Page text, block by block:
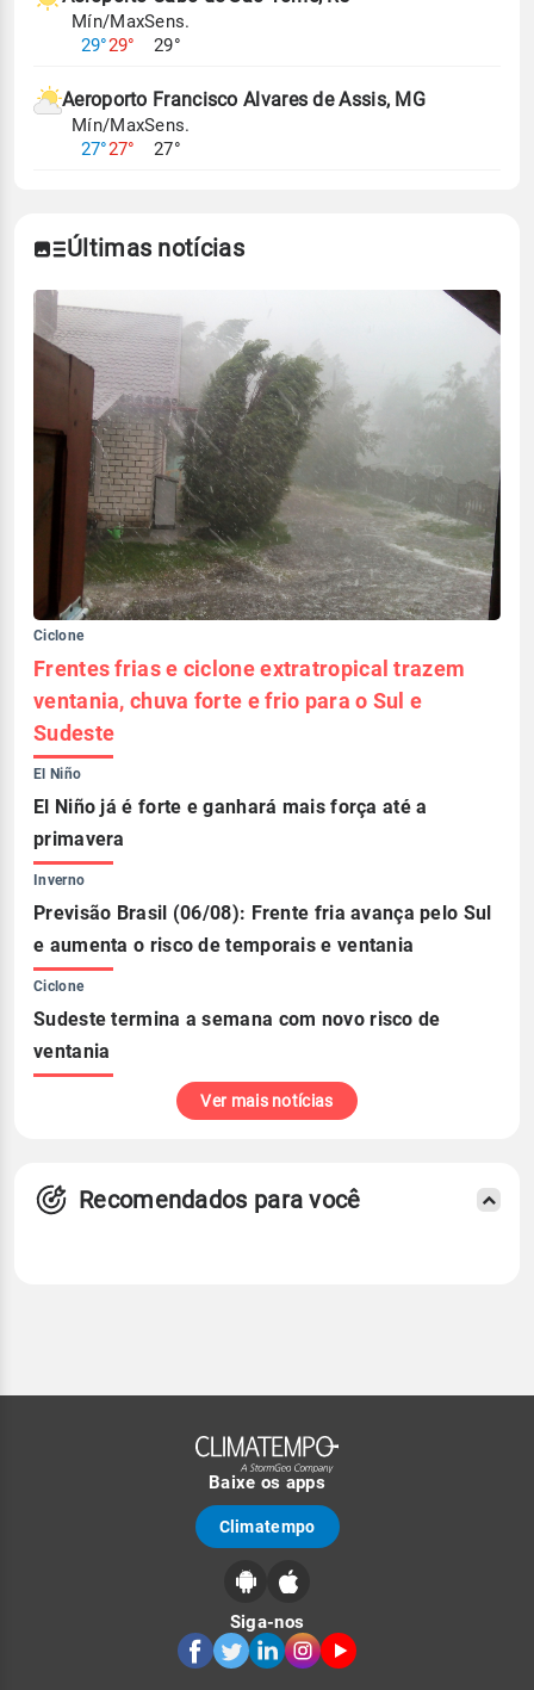
Mín/Max
29°29°
Sens.
29°
Aeroporto Francisco Alvares de Assis, MG
Mín/Max
27°27°
Sens.
27°
Últimas notícias
Ciclone
Frentes frias e ciclone extratropical trazem
ventania, chuva forte e frio para o Sul e
Sudeste
El Niño
El Niño já é forte e ganhará mais força até a
primavera
Inverno
Previsão Brasil (06/08): Frente fria avança pelo Sul
e aumenta o risco de temporais e ventania
Ciclone
Sudeste termina a semana com novo risco de
ventania
Ver mais notícias
Recomendados para você
Baixe os apps
Climatempo
Siga-nos